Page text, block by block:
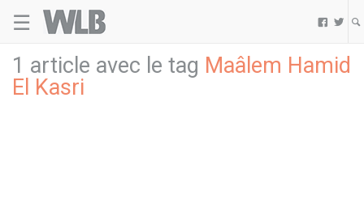
☰  
1 article avec le tag Maâlem Hamid
El Kasri